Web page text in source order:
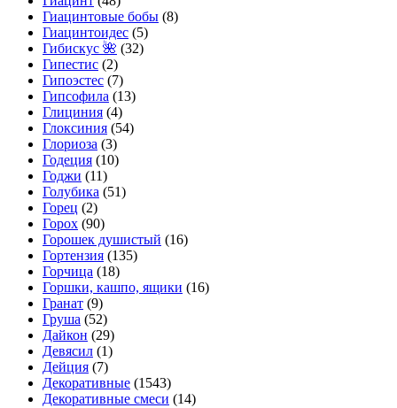
Гиацинтовые бобы (8)
Гиацинтоидес (5)
Гибискус 🌺 (32)
Гипестис (2)
Гипоэстес (7)
Гипсофила (13)
Глициния (4)
Глоксиния (54)
Глориоза (3)
Годеция (10)
Годжи (11)
Голубика (51)
Горец (2)
Горох (90)
Горошек душистый (16)
Гортензия (135)
Горчица (18)
Горшки, кашпо, ящики (16)
Гранат (9)
Груша (52)
Дайкон (29)
Девясил (1)
Дейция (7)
Декоративные (1543)
Декоративные смеси (14)